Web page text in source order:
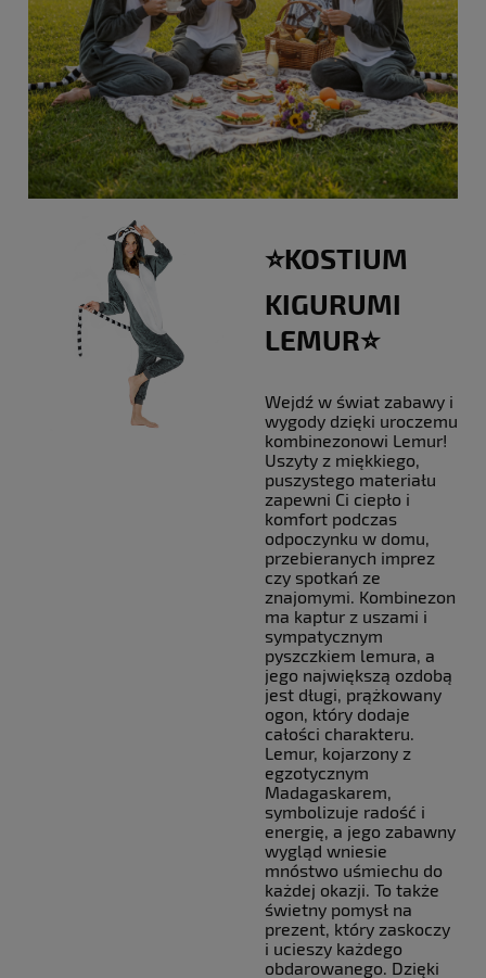
⭐KOSTIUM
KIGURUMI
LEMUR⭐
Wejdź w świat zabawy i
wygody dzięki uroczemu
kombinezonowi Lemur!
Uszyty z miękkiego,
puszystego materiału
zapewni Ci ciepło i
komfort podczas
odpoczynku w domu,
przebieranych imprez
czy spotkań ze
znajomymi. Kombinezon
ma kaptur z uszami i
sympatycznym
pyszczkiem lemura, a
jego największą ozdobą
jest długi, prążkowany
ogon, który dodaje
całości charakteru.
Lemur, kojarzony z
egzotycznym
Madagaskarem,
symbolizuje radość i
energię, a jego zabawny
wygląd wniesie
mnóstwo uśmiechu do
każdej okazji. To także
świetny pomysł na
prezent, który zaskoczy
i ucieszy każdego
obdarowanego. Dzięki